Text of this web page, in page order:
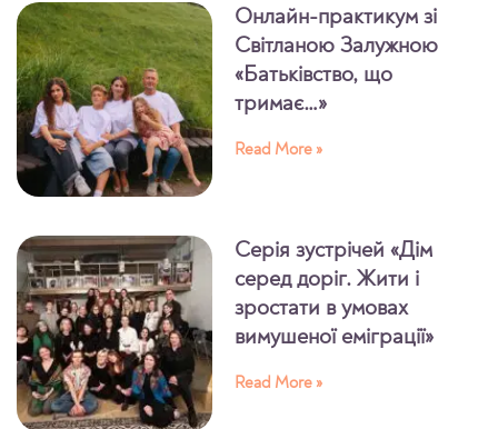
Онлайн-практикум зі
Світланою Залужною
«Батьківство, що
тримає…»
Read More »
Серія зустрічей «Дім
серед доріг. Жити і
зростати в умовах
вимушеної еміграції»
Read More »